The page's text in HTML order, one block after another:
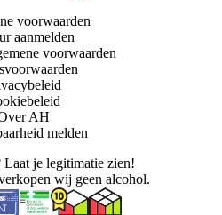
voorwaarden
aanmelden
voorwaarden
AH
melden
Laat je legitimatie zien!
wij geen alcohol.